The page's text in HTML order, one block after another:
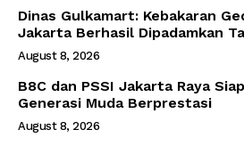
Dinas Gulkamart: Kebakaran
Jakarta Berhasil Dipadamkan
August 8, 2026
B8C dan PSSI Jakarta Raya
Generasi Muda Berprestasi
August 8, 2026